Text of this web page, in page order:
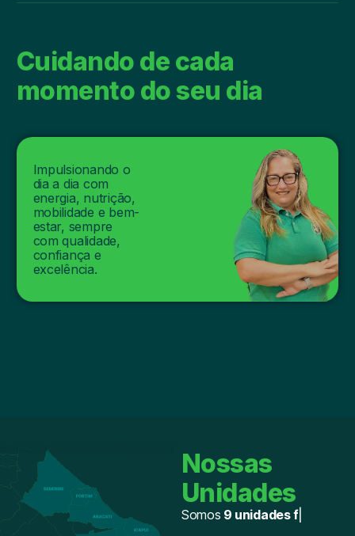
Cuidando de cada
momento do seu dia
Impulsionando o
dia a dia com
energia, nutrição,
mobilidade e bem-
estar, sempre
com qualidade,
confiança e
excelência.
Nossas
Unidades
Somos 9 unidades físicas